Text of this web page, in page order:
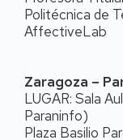
Politécnica de
AffectiveLab
Zaragoza –
LUGAR: Sala
Paraninfo)
Plaza Basilio